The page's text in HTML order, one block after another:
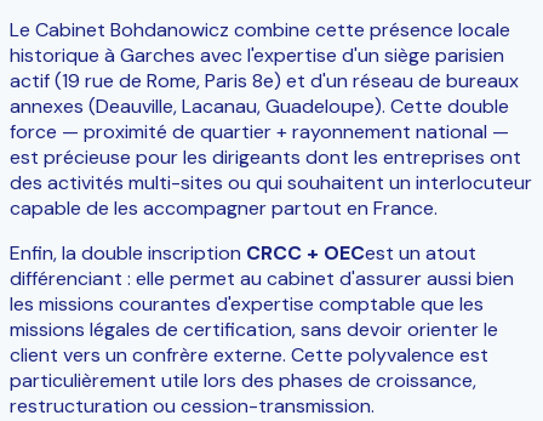
Le Cabinet Bohdanowicz combine cette présence locale
historique à Garches avec l'expertise d'un siège parisien
actif (19 rue de Rome, Paris 8e) et d'un réseau de bureaux
annexes (Deauville, Lacanau, Guadeloupe). Cette double
force — proximité de quartier + rayonnement national —
est précieuse pour les dirigeants dont les entreprises ont
des activités multi-sites ou qui souhaitent un interlocuteur
capable de les accompagner partout en France.
Enfin, la double inscription CRCC + OECest un atout
différenciant : elle permet au cabinet d'assurer aussi bien
les missions courantes d'expertise comptable que les
missions légales de certification, sans devoir orienter le
client vers un confrère externe. Cette polyvalence est
particulièrement utile lors des phases de croissance,
restructuration ou cession-transmission.